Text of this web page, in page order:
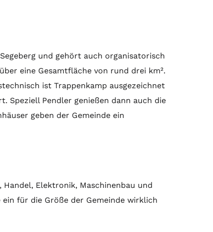
und gehört auch organisatorisch
eine Gesamtfläche von rund drei km².
ist Trappenkamp ausgezeichnet
Speziell Pendler genießen dann auch die
geben der Gemeinde ein
Elektronik, Maschinenbau und
für die Größe der Gemeinde wirklich